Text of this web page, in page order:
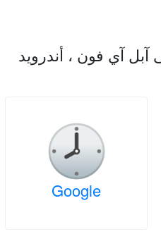
آبل آي فون ، أندرويد
Google